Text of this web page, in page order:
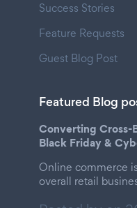
Success Stories
Feature Requests
Guest Blog Post
Featured Blog
Converting Cross-
Black Friday &
Online commerce
overall retail